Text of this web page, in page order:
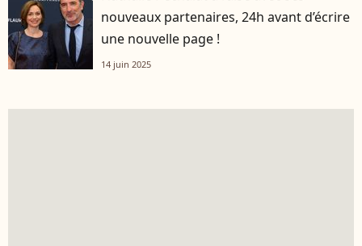
nouveaux partenaires, 24h avant d’écrire
une nouvelle page !
14 juin 2025